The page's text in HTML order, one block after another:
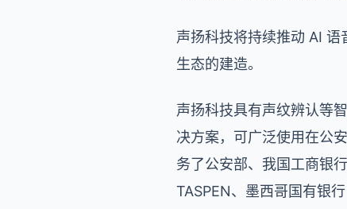
声扬科技将持续推动 AI
生态的建造。
声扬科技具有声纹辨认等
决方案，可广泛使用在公
务了公安部、我国工商银
TASPEN、墨西哥国有银